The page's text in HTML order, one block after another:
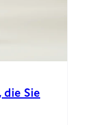
Sie